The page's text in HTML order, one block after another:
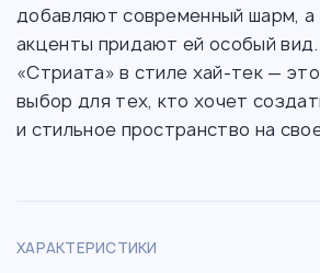
добавляют современный шарм,
акценты придают ей особый вид.
«Стриата» в стиле хай-тек —
выбор для тех, кто хочет
и стильное пространство на
ХАРАКТЕРИСТИКИ